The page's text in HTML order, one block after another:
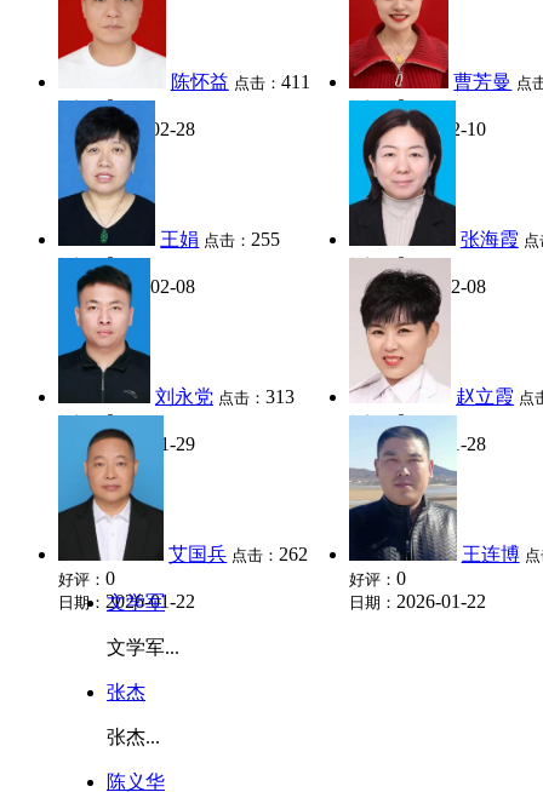
陈怀益 点击： 411
好评：0
日期：2026-02-28
曹芳曼 点
好评：0
日期：2026-02-10
王娟 点击：255
好评：0
日期：2026-02-08
张海霞 点
好评：0
日期： 2026-02-08
刘永党 点击： 313
0
日期：2026-01-29
赵立霞 点
好评：0
日期： 2026-01-28
艾国兵 点击：262
好评： 0
日期： 2026-01-22
王连博
好评： 0
日期： 2026-01-22
文学军
文学军...
张杰
张杰...
陈义华